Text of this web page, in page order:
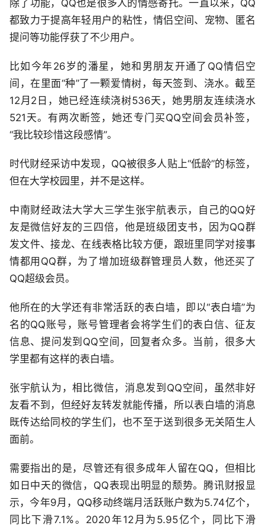
除了功能，QQ也是很多人的情感寄托。一直以来，QQ
都致力于提高年轻用户的粘性，情侣空间、宠物、匿名
提问等功能俘获了不少用户。
比如今年26岁的潘星，她和男朋友开通了QQ情侣空
间，在里面“种”了一颗爱情树，每天签到、浇水。截至
12月2日，她已经连续浇树536天，她男朋友连续浇水
521天。有两次断签，她还专门买QQ空间会员补签，
“我比较珍惜这段感情”。
时代财经采访中发现，QQ被很多人贴上“低龄”的标签，
但在大学校园里，并不是这样。
中南财经政法大学大三学生张宇航表示，自己的QQ好
友是微信好友的三四倍，他是班级团支书，因为QQ群
发文件、接龙、在线表格比较方便，跟班里同学对接事
情都用QQ群，为了增加班级群管理员人数，他还买了
QQ超级会员。
他所在的大学还有非常活跃的表白墙，即以“表白墙”为
名的QQ账号，账号管理者会将学生们的表白信、征友
信息、提问发到QQ空间，回复者众多。当前，很多大
学里都有这样的表白墙。
张宇航认为，相比微信，消息发到QQ空间，虽然非好
友看不到，但经好友转发就能传播，所以表白墙的消息
既传达给同校的学生们，也不至于送到很多无关陌生人
面前。
需要指出的是，尽管还有很多成年人留在QQ，但相比
如日中天的微信，QQ表现出明显的颓势。腾讯财报显
示，今年9月，QQ移动终端月活跃账户数为5.74亿个，
同比下滑7.1%。2020年12月为5.95亿个，同比下滑